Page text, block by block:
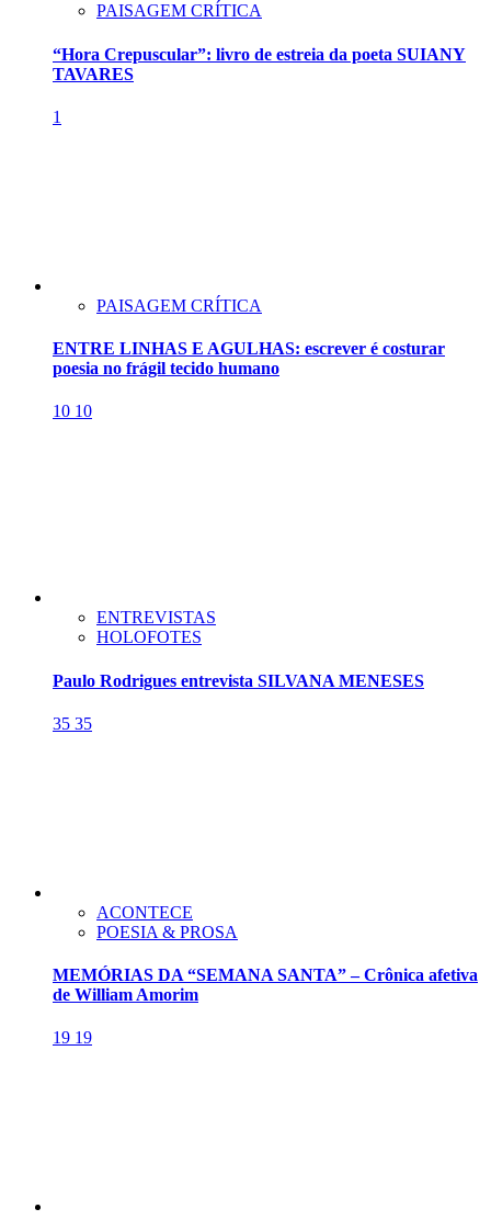
PAISAGEM CRÍTICA
“Hora Crepuscular”: livro de estreia da poeta SUIANY
TAVARES
1
PAISAGEM CRÍTICA
ENTRE LINHAS E AGULHAS: escrever é costurar
poesia no frágil tecido humano
10 10
ENTREVISTAS
HOLOFOTES
Paulo Rodrigues entrevista SILVANA MENESES
35 35
ACONTECE
POESIA & PROSA
MEMÓRIAS DA “SEMANA SANTA” – Crônica afetiva
de William Amorim
19 19